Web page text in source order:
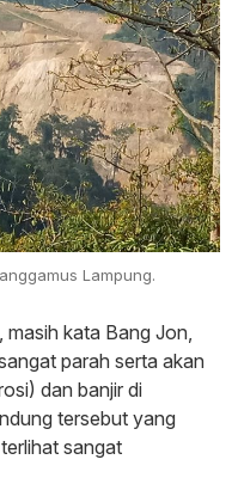
Lampung.
masih kata Bang Jon,
parah serta akan
dan banjir di
tersebut yang
sangat